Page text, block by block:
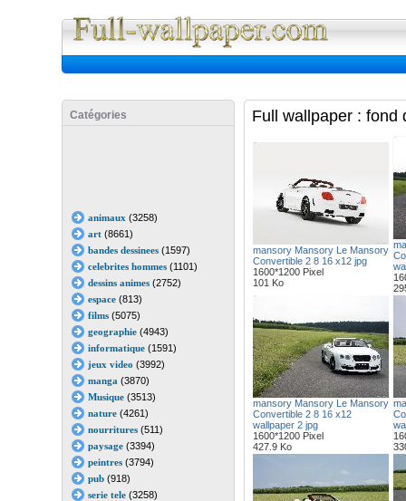
Catégories
animaux (3258)
art(8661)
bandes dessinees(1597)
celebrites hommes(1101)
dessins animes(2752)
espace(813)
films(5075)
geographie(4943)
informatique(1591)
jeux video (3992)
manga (3870)
Musique(3513)
nature(4261)
nourritures(511)
paysage(3394)
peintres(3794)
pub(918)
serie tele(3258)
Full wallpaper : fond
mansory Mansory Le Mansory
Convertible 2 8 16 x12 jpg
1600*1200 Pixel
101 Ko
mansory Mansory Le Mansory
Convertible 2 8 16 x12
wallpaper 2 jpg
1600*1200 Pixel
427.9 Ko